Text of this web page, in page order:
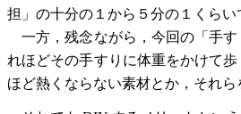
担」の十分の１から５分の１くらい
一方，残念ながら，今回の「手す
れほどその手すりに体重をかけて
ほど熱くならない素材とか，それ